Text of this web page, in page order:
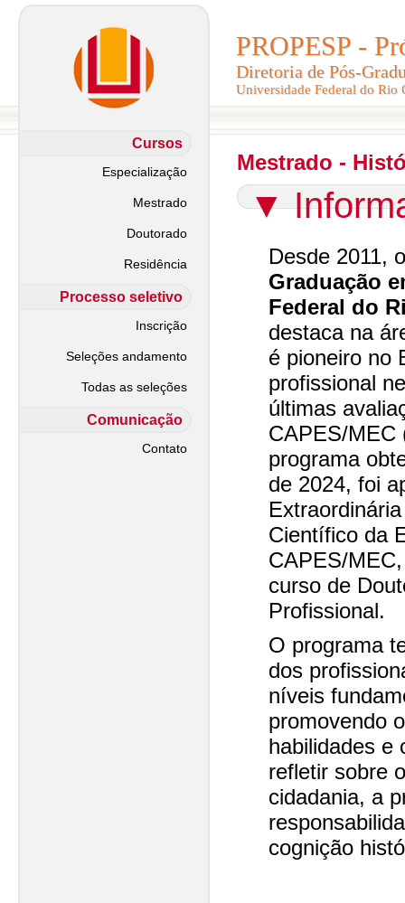
PROPESP -
Diretoria de Pós-
Universidade Federal do Rio
PROPESP -
Diretoria de Pós-
Universidade Federal do Rio
Cursos
Especialização
Mestrado
Doutorado
Residência
Processo seletivo
Inscrição
Seleções andamento
Todas as seleções
Comunicação
Contato
Mestrado -
▼
Desde 2011,
Graduação
Federal do
destaca na
é pioneiro no
profissional
últimas
CAPES/MEC
programa
de 2024, foi
Científico da
CAPES/
curso de
Profissional.
O programa
dos
níveis
promovendo
habilidades e
refletir sobre
cidadania, a
cognição